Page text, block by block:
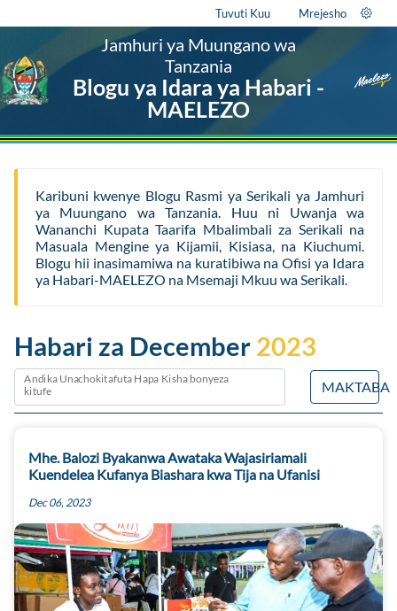
Tuvuti Kuu Mrejesho
Jamhuri ya Muungano wa
Tanzania
Blogu ya Idara ya Habari -
MAELEZO
Karibuni kwenye Blogu Rasmi ya Serikali ya Jamhuri
ya Muungano wa Tanzania. Huu ni Uwanja wa
Wananchi Kupata Taarifa Mbalimbali za Serikali na
Masuala Mengine ya Kijamii, Kisiasa, na Kiuchumi.
Blogu hii inasimamiwa na kuratibiwa na Ofisi ya Idara
ya Habari-MAELEZO na Msemaji Mkuu wa Serikali.
Habari za December 2023
Andika Unachokitafuta Hapa Kisha bonyeza
kitufe
MAKTABA
Mhe. Balozi Byakanwa Awataka Wajasiriamali
Kuendelea Kufanya Biashara kwa Tija na Ufanisi
Dec 06, 2023